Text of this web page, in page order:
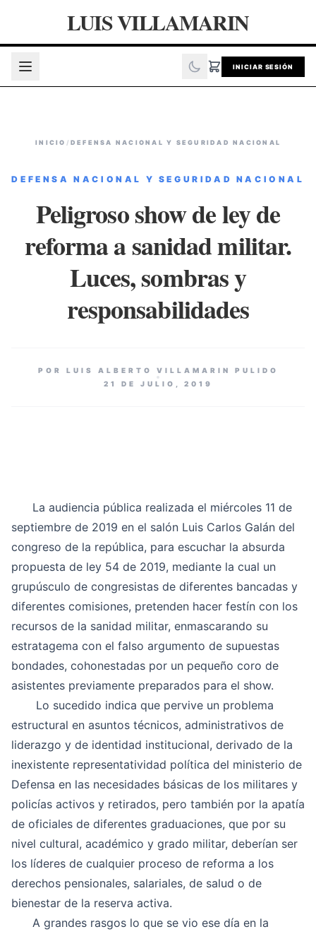
LUIS VILLAMARIN
INICIAR SESIÓN
INICIO / DEFENSA NACIONAL Y SEGURIDAD NACIONAL
DEFENSA NACIONAL Y SEGURIDAD NACIONAL
Peligroso show de ley de
reforma a sanidad militar.
Luces, sombras y
responsabilidades
POR LUIS ALBERTO VILLAMARIN PULIDO
21 DE JULIO, 2019
La audiencia pública realizada el miércoles 11 de
septiembre de 2019 en el salón Luis Carlos Galán del
congreso de la república, para escuchar la absurda
propuesta de ley 54 de 2019, mediante la cual un
grupúsculo de congresistas de diferentes bancadas y
diferentes comisiones, pretenden hacer festín con los
recursos de la sanidad militar, enmascarando su
estratagema con el falso argumento de supuestas
bondades, cohonestadas por un pequeño coro de
asistentes previamente preparados para el show.
Lo sucedido indica que pervive un problema
estructural en asuntos técnicos, administrativos de
liderazgo y de identidad institucional, derivado de la
inexistente representatividad política del ministerio de
Defensa en las necesidades básicas de los militares y
policías activos y retirados, pero también por la apatía
de oficiales de diferentes graduaciones, que por su
nivel cultural, académico y grado militar, deberían ser
los líderes de cualquier proceso de reforma a los
derechos pensionales, salariales, de salud o de
bienestar de la reserva activa.
A grandes rasgos lo que se vio ese día en la